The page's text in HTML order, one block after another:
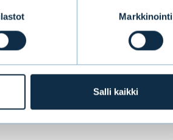
Markkinointi
Salli kaikki
Samaa logiikkaa
kannalta osakerahastot
Henkilökohtaista
seuraaviin